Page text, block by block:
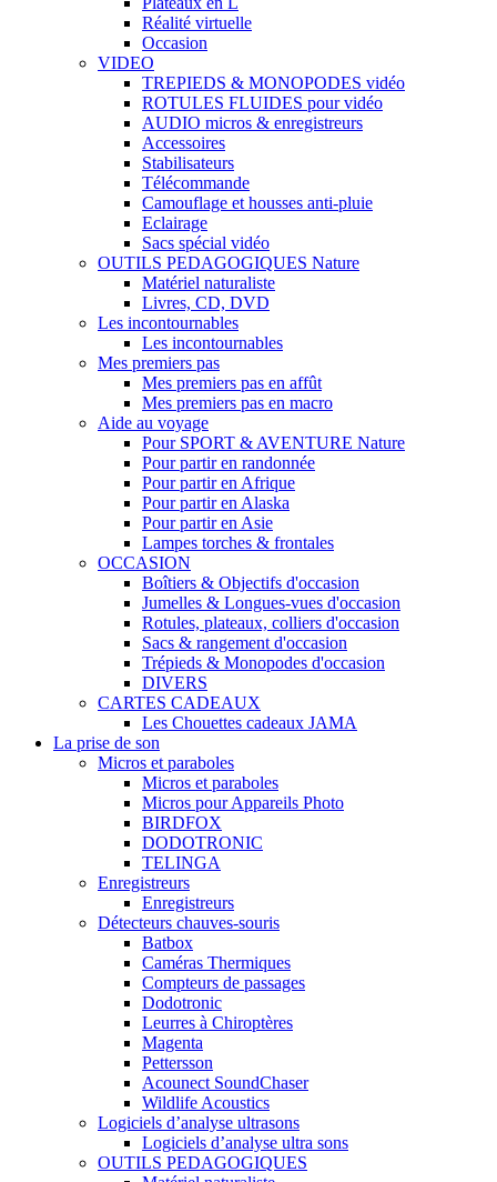
Réalité virtuelle
Occasion
VIDEO
TREPIEDS & MONOPODES vidéo
ROTULES FLUIDES pour vidéo
AUDIO micros & enregistreurs
Accessoires
Stabilisateurs
Télécommande
Camouflage et housses anti-pluie
Eclairage
Sacs spécial vidéo
OUTILS PEDAGOGIQUES Nature
Matériel naturaliste
Livres, CD, DVD
Les incontournables
Les incontournables
Mes premiers pas
Mes premiers pas en affût
Mes premiers pas en macro
Aide au voyage
Pour SPORT & AVENTURE Nature
Pour partir en randonnée
Pour partir en Afrique
Pour partir en Alaska
Pour partir en Asie
Lampes torches & frontales
OCCASION
Boîtiers & Objectifs d'occasion
Jumelles & Longues-vues d'occasion
Rotules, plateaux, colliers d'occasion
Sacs & rangement d'occasion
Trépieds & Monopodes d'occasion
DIVERS
CARTES CADEAUX
Les Chouettes cadeaux JAMA
La prise de son
Micros et paraboles
Micros et paraboles
Micros pour Appareils Photo
BIRDFOX
DODOTRONIC
TELINGA
Enregistreurs
Enregistreurs
Détecteurs chauves-souris
Batbox
Caméras Thermiques
Compteurs de passages
Dodotronic
Leurres à Chiroptères
Magenta
Pettersson
Acounect SoundChaser
Wildlife Acoustics
Logiciels d’analyse ultrasons
Logiciels d’analyse ultra sons
OUTILS PEDAGOGIQUES